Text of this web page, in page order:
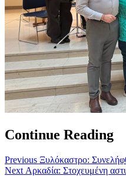
Continue Reading
Previous Ξυλόκαστρο:
Next Αρκαδία: Στοχευμένη